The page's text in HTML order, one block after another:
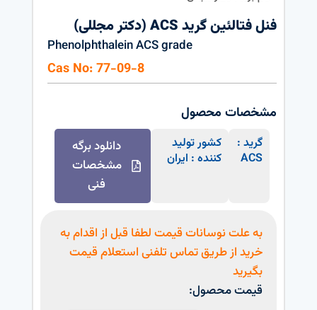
فنل فتالئین گرید ACS (دکتر مجللی)
Phenolphthalein ACS grade
Cas No: 77-09-8
مشخصات محصول
گرید :
ACS
کشور تولید
کننده : ایران
دانلود برگه
مشخصات
فنی
به علت نوسانات قیمت لطفا قبل از اقدام به
خرید از طریق تماس تلفنی استعلام قیمت
بگیرید
قیمت محصول: